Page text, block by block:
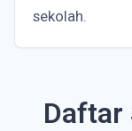
sekolah.
Daftar